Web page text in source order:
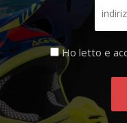
Ho letto e